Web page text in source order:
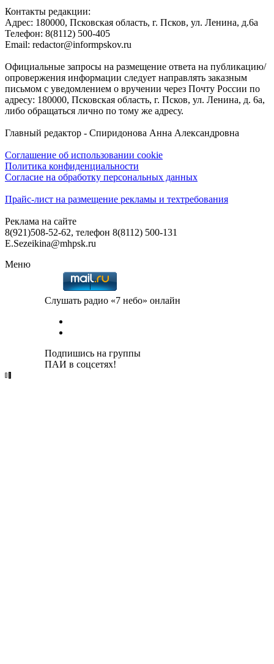
Контакты редакции:
Адреc: 180000, Псковская область, г. Псков, ул. Ленина, д.6а
Телефон: 8(8112) 500-405
Email: redactor@informpskov.ru
Официальные запросы на размещение ответа на публикацию/
опровержения информации следует направлять заказным
письмом с уведомлением о вручении через Почту России по
адресу: 180000, Псковская область, г. Псков, ул. Ленина, д. 6а,
либо обращаться лично по тому же адресу.
Главный редактор - Спиридонова Анна Александровна
Соглашение об использовании cookie
Политика конфиденциальности
Согласие на обработку персональных данных
Прайс-лист на размещение рекламы и техтребования
Реклама на сайте
8(921)508-52-62, телефон 8(8112) 500-131
E.Sezeikina@mhpsk.ru
Меню
Слушать радио «7 небо» онлайн
Подпишись на группы
ПАИ в соцсетях!